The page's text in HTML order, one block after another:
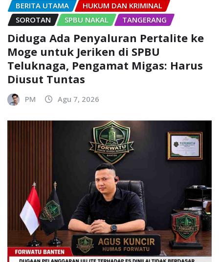
BERITA UTAMA
HUKUM DAN KRIMINAL
SOROTAN
SPBU NAKAL TANGERANG
Diduga Ada Penyaluran Pertalite ke
Moge untuk Jeriken di SPBU
Teluknaga, Pengamat Migas: Harus
Diusut Tuntas
PM Agu 7, 2026